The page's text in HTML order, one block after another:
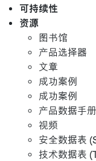
可持续性
资源
图书馆
产品选择器
文章
成功案例
成功案例
产品数据手册
视频
安全数据表
技术数据表